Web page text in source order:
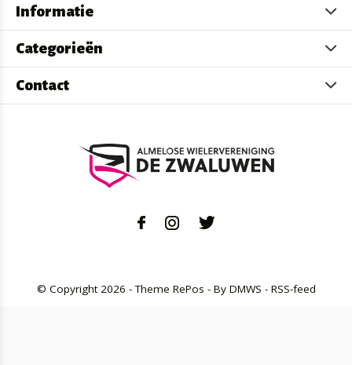
Informatie
Categorieën
Contact
© Copyright2026 - Theme RePos - By DMWS - RSS-feed